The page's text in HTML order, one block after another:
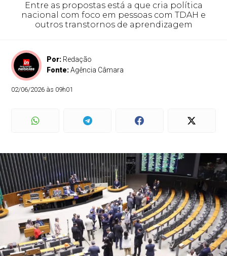
Entre as propostas está a que cria política
nacional com foco em pessoas com TDAH e
outros transtornos de aprendizagem
Por: Redação
Fonte:Agência Câmara
02/06/2026 às 09h01